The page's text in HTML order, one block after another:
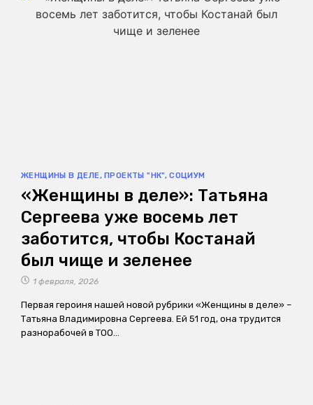
ЖЕНЩИНЫ В ДЕЛЕ, ПРОЕКТЫ "НК", СОЦИУМ
«Женщины в деле»: Татьяна
Сергеева уже восемь лет
заботится, чтобы Костанай
был чище и зеленее
1 февраля, 2026
Первая героиня нашей новой рубрики «Женщины в деле» –
Татьяна Владимировна Сергеева. Ей 51 год, она трудится
разнорабочей в ТОО…